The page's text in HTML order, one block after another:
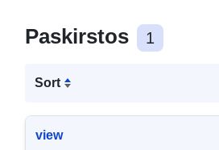
Paskirstos 1
Sort
view